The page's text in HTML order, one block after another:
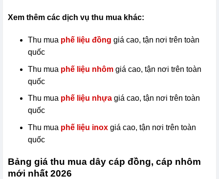
Xem thêm các dịch vụ thu mua khác:
Thu mua phế liệu đồng giá cao, tận nơi trên toàn
quốc
Thu mua phế liệu nhômgiá cao, tận nơi trên toàn
quốc
Thu mua phế liệu nhựagiá cao, tận nơi trên toàn
quốc
Thu mua phế liệu inoxgiá cao, tận nơi trên toàn
quốc
Bảng giá thu mua dây cáp đồng, cáp nhôm
mới nhất 2026